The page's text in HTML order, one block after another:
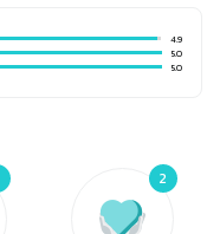
4.9
5.0
5.0
2